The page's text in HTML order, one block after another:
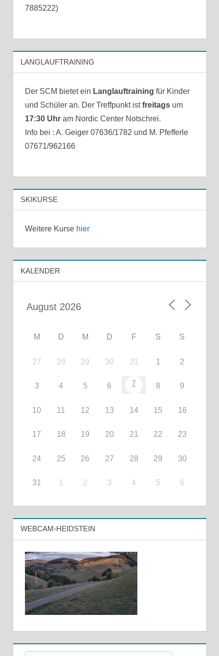
7885222)
LANGLAUFTRAINING
Der SCM bietet ein Langlauftraining für Kinder
und Schüler an. Der Treffpunkt istfreitagsum
17:30 Uhram Nordic Center Notschrei.
Info bei : A. Geiger 07636/1782 und M. Pfefferle
07671/962166
SKIKURSE
Weitere Kurse hier
KALENDER
M D M D F S S
27 28 29 30 31 1 2
3 4 5 6 7 8 9
10 11 12 13 14 15 16
17 18 19 20 21 22 23
24 25 26 27 28 29 30
31 1 2 3 4 5 6
WEBCAM-HEIDSTEIN